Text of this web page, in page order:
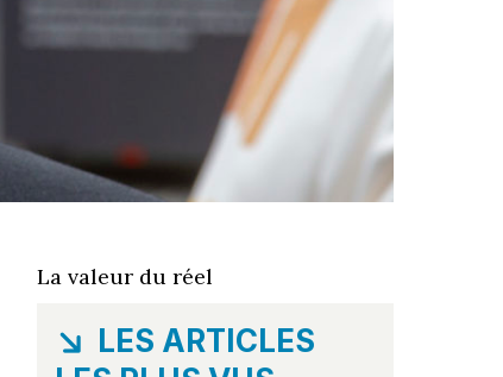
La valeur du réel
LES ARTICLES